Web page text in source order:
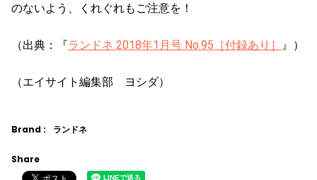
のないよう、くれぐれもご注意を！
（出典：『ランドネ 2018年1月号 No.95［付録あり］ 』）
（エイサイト編集部 ヨシダ）
Brand : ランドネ
Share